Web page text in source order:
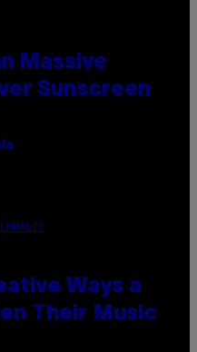
Massive
Sunscreen
Ways a
Their Music